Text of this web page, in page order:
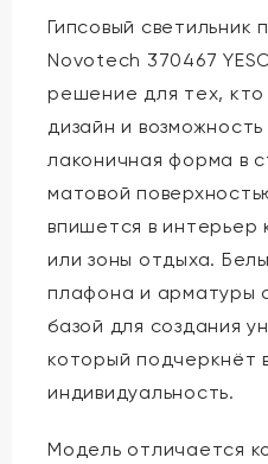
Гипсовый светильник
Novotech 370467
решение для тех,
дизайн и
лаконичная форма в
матовой
впишется в интерьер
или зоны отдыха.
плафона и арматуры
базой для создания
который подчеркнёт
индивидуальность.
Модель отличается